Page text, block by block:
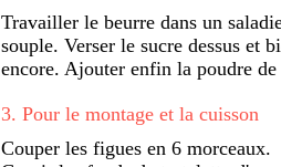
Travailler le beurre dans un
souple. Verser le sucre dessus et
encore. Ajouter enfin la poudre
3. Pour le montage et la cuisson
Couper les figues en 6 morceaux.